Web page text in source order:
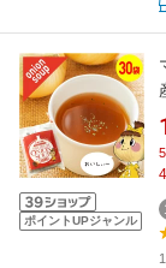
ポイントUPジャンル